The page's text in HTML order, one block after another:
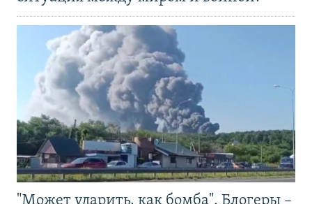
"Может ударить, как бомба". Блогеры –